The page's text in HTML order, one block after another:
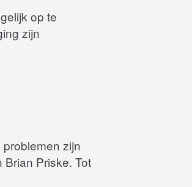
op te
zijn
zijn
Priske. Tot